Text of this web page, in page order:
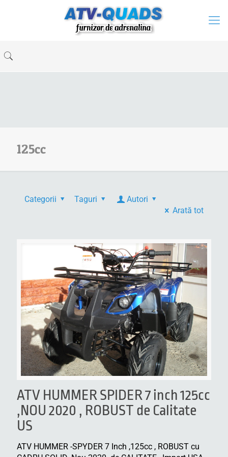
125cc
Categorii Taguri
Autori
Arată tot
ATV HUMMER SPIDER 7 inch 125cc
,NOU 2020 , ROBUST de Calitate
US
ATV HUMMER -SPYDER 7 Inch ,125cc , ROBUST cu